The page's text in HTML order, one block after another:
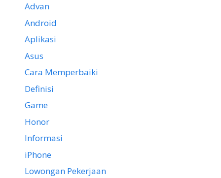
Advan
Android
Aplikasi
Asus
Cara Memperbaiki
Definisi
Game
Honor
Informasi
iPhone
Lowongan Pekerjaan